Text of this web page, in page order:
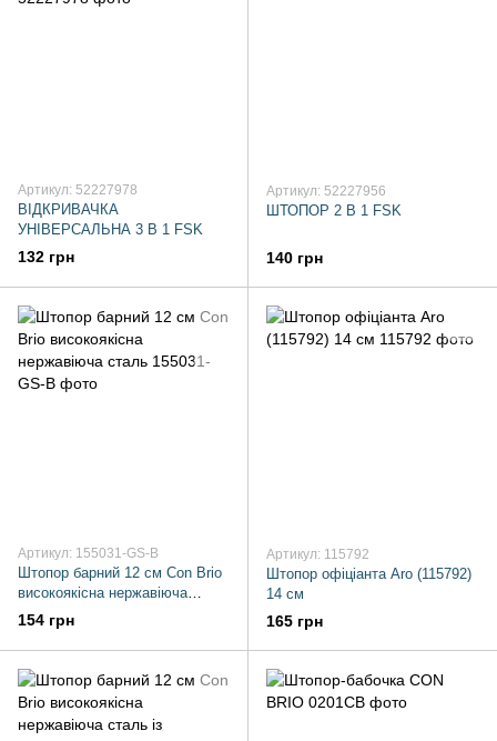
Артикул: 52227978
ВІДКРИВАЧКА
УНІВЕРСАЛЬНА 3 В 1 FSK
132 грн
Артикул: 52227956
ШТОПОР 2 В 1 FSK
140 грн
Артикул: 155031-GS-B
Штопор барний 12 см Con Brio
високоякісна нержавіюча
сталь
154 грн
Артикул: 115792
Штопор офіціанта Aro (115792)
14 см
165 грн